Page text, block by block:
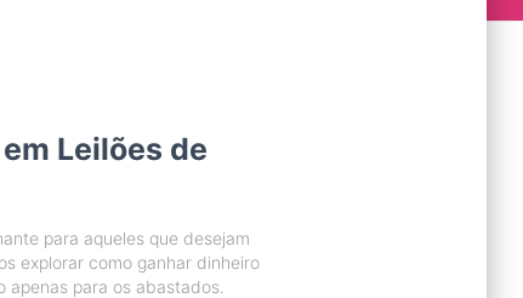
Leilões de
para aqueles que desejam
explorar como ganhar dinheiro
para os abastados.